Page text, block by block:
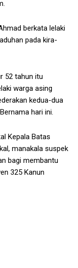
berkata lelaki
pada kira-
52 tahun itu
warga asing
kedua-dua
hari ini.
Kepala Batas
manakala suspek
bagi membantu
325 Kanun